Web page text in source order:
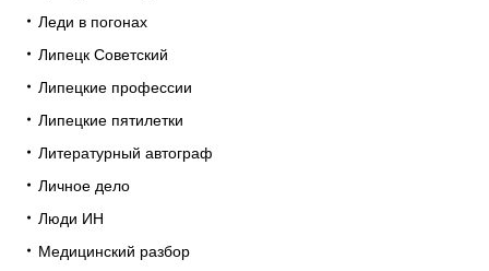
Леди в погонах
Липецк Советский
Липецкие профессии
Липецкие пятилетки
Литературный автограф
Личное дело
Люди ИН
Медицинский разбор